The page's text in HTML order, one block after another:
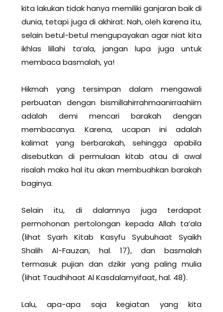
kita lakukan tidak hanya memiliki ganjaran baik di
dunia, tetapi juga di akhirat. Nah, oleh karena itu,
selain betul-betul mengupayakan agar niat kita
ikhlas lillahi ta’ala, jangan lupa juga untuk
membaca basmalah, ya!
Hikmah yang tersimpan dalam mengawali
perbuatan dengan bismillahirrahmaanirraahiim
adalah demi mencari barakah dengan
membacanya. Karena, ucapan ini adalah
kalimat yang berbarakah, sehingga apabila
disebutkan di permulaan kitab atau di awal
risalah maka hal itu akan membuahkan barakah
baginya.
Selain itu, di dalamnya juga terdapat
permohonan pertolongan kepada Allah ta’ala
(lihat Syarh Kitab Kasyfu Syubuhaat Syaikh
Shalih Al-Fauzan, hal. 17), dan basmalah
termasuk pujian dan dzikir yang paling mulia
(lihat Taudhihaat Al Kasdalamyifaat, hal. 48).
Lalu, apa-apa saja kegiatan yang kita